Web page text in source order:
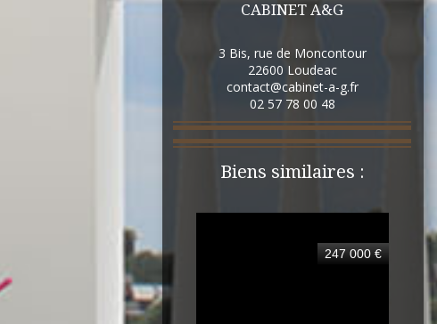
CABINET A&G
3 Bis, rue de Moncontour
22600 Loudeac
contact@cabinet-a-g.fr
02 57 78 00 48
Biens similaires :
247 000 €